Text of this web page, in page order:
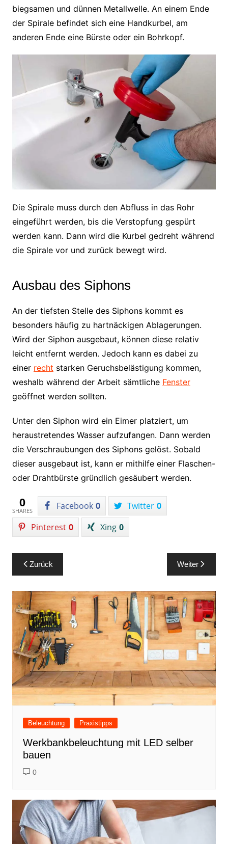
biegsamen und dünnen Metallwelle. An einem Ende
der Spirale befindet sich eine Handkurbel, am
anderen Ende eine Bürste oder ein Bohrkopf.
Die Spirale muss durch den Abfluss in das Rohr
eingeführt werden, bis die Verstopfung gespürt
werden kann. Dann wird die Kurbel gedreht während
die Spirale vor und zurück bewegt wird.
Ausbau des Siphons
An der tiefsten Stelle des Siphons kommt es
besonders häufig zu hartnäckigen Ablagerungen.
Wird der Siphon ausgebaut, können diese relativ
leicht entfernt werden. Jedoch kann es dabei zu
einer recht starken Geruchsbelästigung kommen,
weshalb während der Arbeit sämtliche Fenster
geöffnet werden sollten.
Unter den Siphon wird ein Eimer platziert, um
heraustretendes Wasser aufzufangen. Dann werden
die Verschraubungen des Siphons gelöst. Sobald
dieser ausgebaut ist, kann er mithilfe einer Flaschen-
oder Drahtbürste gründlich gesäubert werden.
0
SHARES Facebook 0 Twitter 0
Pinterest 0 Xing 0
Beitragsnavigation
Zurück Weiter
Beleuchtung Praxistipps
Werkbankbeleuchtung mit LED selber
bauen
0